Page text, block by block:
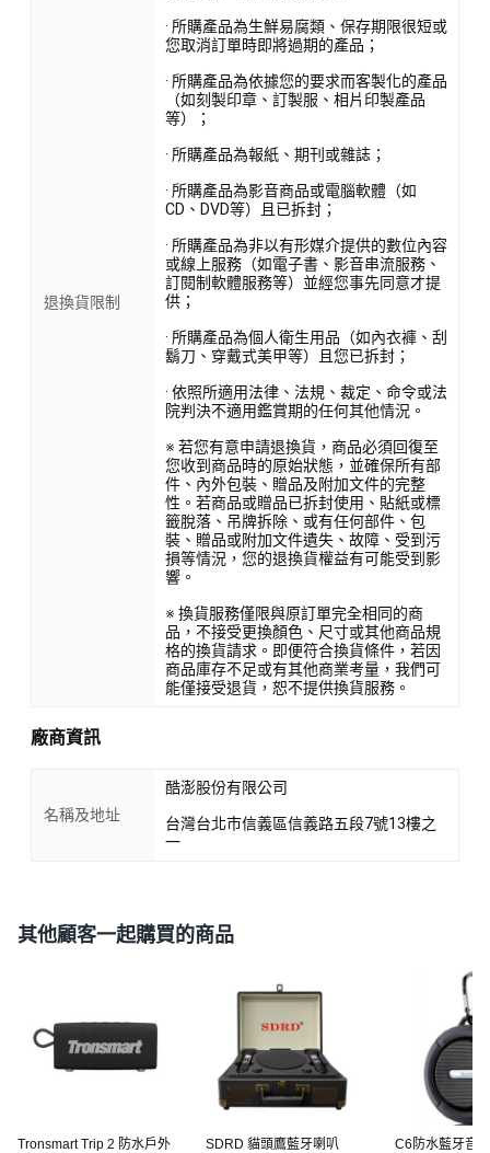
退換貨限制
· 所購產品為生鮮易腐類、保存期限很短或
您取消訂單時即將過期的產品；
· 所購產品為依據您的要求而客製化的產品
（如刻製印章、訂製服、相片印製產品
等）；
· 所購產品為報紙、期刊或雜誌；
· 所購產品為影音商品或電腦軟體（如
CD、DVD等）且已拆封；
· 所購產品為非以有形媒介提供的數位內容
或線上服務（如電子書、影音串流服務、
訂閱制軟體服務等）並經您事先同意才提
供；
· 所購產品為個人衛生用品（如內衣褲、刮
鬍刀、穿戴式美甲等）且您已拆封；
· 依照所適用法律、法規、裁定、命令或法
院判決不適用鑑賞期的任何其他情況。
※ 若您有意申請退換貨，商品必須回復至
您收到商品時的原始狀態，並確保所有部
件、內外包裝、贈品及附加文件的完整
性。若商品或贈品已拆封使用、貼紙或標
籤脫落、吊牌拆除、或有任何部件、包
裝、贈品或附加文件遺失、故障、受到污
損等情況，您的退換貨權益有可能受到影
響。
※ 換貨服務僅限與原訂單完全相同的商
品，不接受更換顏色、尺寸或其他商品規
格的換貨請求。即便符合換貨條件，若因
商品庫存不足或有其他商業考量，我們可
能僅接受退貨，恕不提供換貨服務。
廠商資訊
名稱及地址
酷澎股份有限公司
台灣台北市信義區信義路五段7號13樓之
一
其他顧客一起購買的商品
Tronsmart Trip 2 防水戶外
SDRD 貓頭鷹藍牙喇叭
C6防水藍牙音